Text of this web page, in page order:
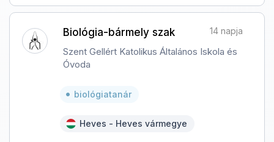
Biológia-bármely szak 14 napja
Szent Gellért Katolikus Általános Iskola és
Óvoda
biológiatanár
Heves - Heves vármegye